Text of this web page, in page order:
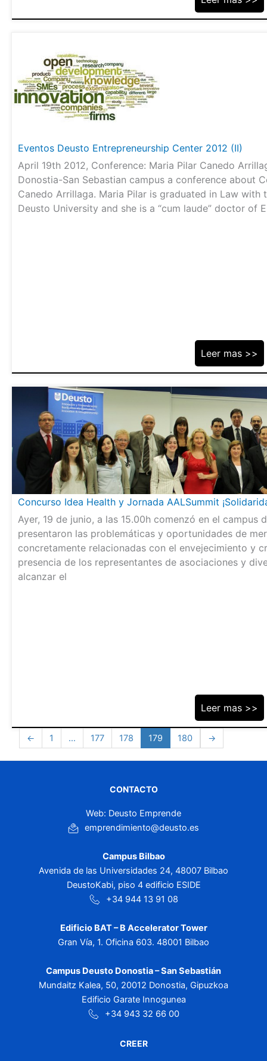
Eventos Deusto Entrepreneurship Center 2012 (II)
April 19th 2012, Conference: Maria Pilar Canedo
Donostia-San Sebastian campus a conference about
Canedo Arrillaga. Maria Pilar is graduated in Law
Deusto University and she is a “cum laude” doctor of
Leer mas >>
Concurso Idea Health y Jornada AALSummit
Ayer, 19 de junio, a las 15.00h comenzó en el campus
presentaron las problemáticas y oportunidades de
concretamente relacionadas con el envejecimiento y
presencia de los representantes de asociaciones y
alcanzar el
Leer mas >>
← 1 … 177 178 179 180 →
CONTACTO
Web: Deusto Emprende
emprendimiento@deusto.es
Campus Bilbao
Avenida de las Universidades 24, 48007 Bilbao
DeustoKabi, piso 4 edificio ESIDE
+34 944 13 91 08
Edificio BAT – B Accelerator Tower
Gran Vía, 1. Oficina 603. 48001 Bilbao
Campus Deusto Donostia – San Sebastián
Mundaitz Kalea, 50, 20012 Donostia, Gipuzkoa
Edificio Garate Innogunea
+34 943 32 66 00
CREER